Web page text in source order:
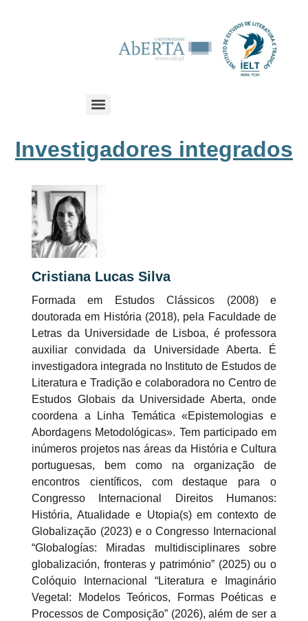
Investigadores integrados
Cristiana Lucas Silva
Formada em Estudos Clássicos (2008) e
doutorada em História (2018), pela Faculdade de
Letras da Universidade de Lisboa, é professora
auxiliar convidada da Universidade Aberta. É
investigadora integrada no Instituto de Estudos de
Literatura e Tradição e colaboradora no Centro de
Estudos Globais da Universidade Aberta, onde
coordena a Linha Temática «Epistemologias e
Abordagens Metodológicas». Tem participado em
inúmeros projetos nas áreas da História e Cultura
portuguesas, bem como na organização de
encontros científicos, com destaque para o
Congresso Internacional Direitos Humanos:
História, Atualidade e Utopia(s) em contexto de
Globalização (2023) e o Congresso Internacional
“Globalogías: Miradas multidisciplinares sobre
globalización, fronteras y património” (2025) ou o
Colóquio Internacional “Literatura e Imaginário
Vegetal: Modelos Teóricos, Formas Poéticas e
Processos de Composição” (2026), além de ser a